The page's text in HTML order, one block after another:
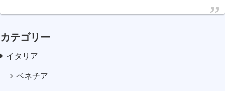
カテゴリー
イタリア
ベネチア